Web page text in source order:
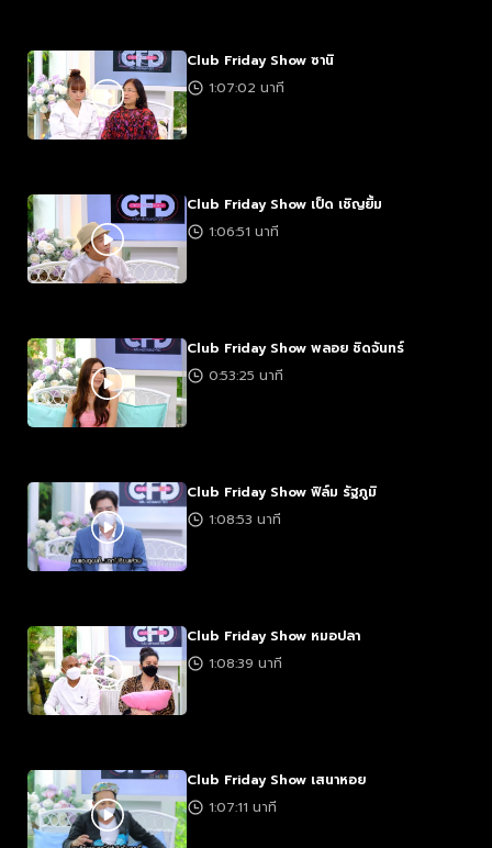
Club Friday Show ซานิ
1:07:02 นาที
Club Friday Show เป็ด เชิญยิ้ม
1:06:51 นาที
Club Friday Show พลอย ชิดจันทร์
0:53:25 นาที
Club Friday Show ฟิล์ม รัฐภูมิ
1:08:53 นาที
Club Friday Show หมอปลา
1:08:39 นาที
Club Friday Show เสนาหอย
1:07:11 นาที